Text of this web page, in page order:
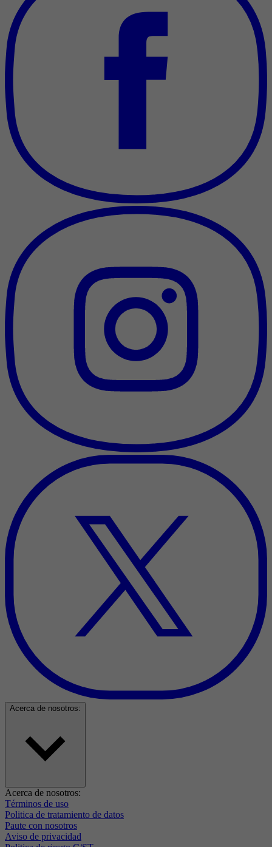
Acerca de nosotros:
Acerca de nosotros:
Términos de uso
Politica de tratamiento de datos
Paute con nosotros
Aviso de privacidad